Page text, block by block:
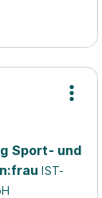
Sport- und
IST-